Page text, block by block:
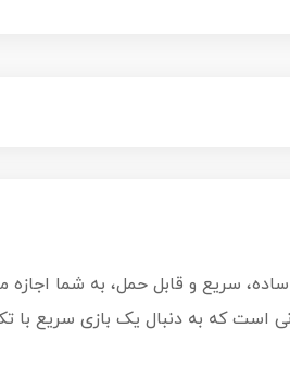
سریع و قابل حمل، به شما اجازه
که به دنبال یک بازی سریع با